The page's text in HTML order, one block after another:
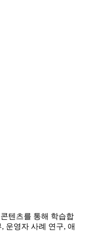
텐츠를 통해 학습합
운영자 사례 연구, 애